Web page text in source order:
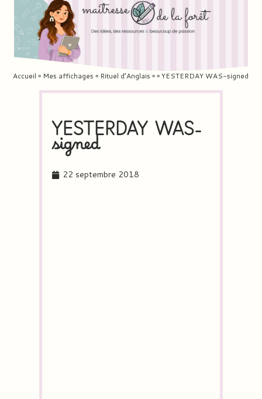
Accueil » Mes affichages « Rituel d’Anglais »»YESTERDAY WAS-signed
YESTERDAY WAS-
signed
22 septembre 2018